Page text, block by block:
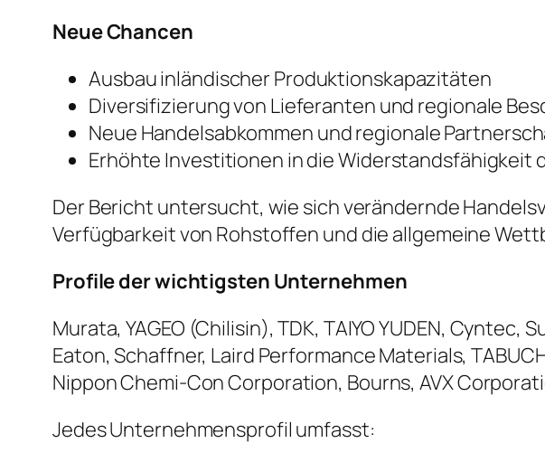
Neue Chancen
Ausbau inländischer Produktionskapazitäten
Diversifizierung von Lieferanten und regionale
Neue Handelsabkommen und regionale
Erhöhte Investitionen in die Widerstandsfähigkeit
Der Bericht untersucht, wie sich verändernde
Verfügbarkeit von Rohstoffen und die allgemeine
Profile der wichtigsten Unternehmen
Murata, YAGEO (Chilisin), TDK, TAIYO YUDEN,
Eaton, Schaffner, Laird Performance Materials,
Nippon Chemi-Con Corporation, Bourns, AVX
Jedes Unternehmensprofil umfasst: